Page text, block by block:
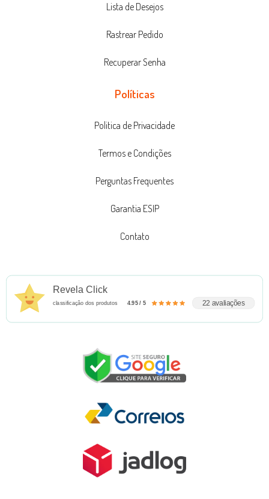
Lista de Desejos
Rastrear Pedido
Recuperar Senha
Políticas
Politica de Privacidade
Termos e Condições
Perguntas Frequentes
Garantia ESIP
Contato
Revela Click
classificação dos produtos 4.95 / 5 22 avaliações